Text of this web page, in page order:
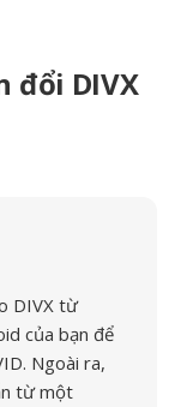
đổi DIVX
DIVX từ
của bạn để
Ngoài ra,
từ một